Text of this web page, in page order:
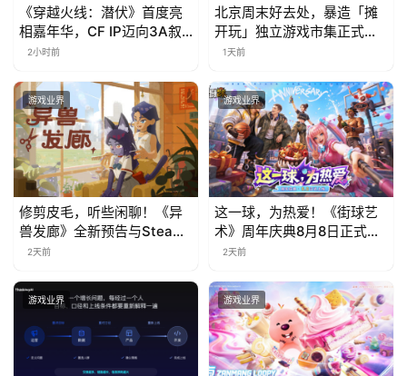
《穿越火线：潜伏》首度亮
相嘉年华，CF IP迈向3A叙
事新高度
2小时前
北京周末好去处，暴造「摊
开玩」独立游戏市集正式开
票！
1天前
游戏业界
修剪皮毛，听些闲聊！《异
兽发廊》全新预告与Steam
免费试玩公开
2天前
游戏业界
这一球，为热爱！《街球艺
术》周年庆典8月8日正式上
线，多重福利与全新内容同
2天前
游戏业界 游戏业界